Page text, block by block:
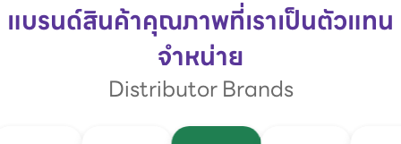
แบรนด์สินค้าคุณภาพที่เราเป็นตัวแทน
จำหน่าย
Distributor Brands